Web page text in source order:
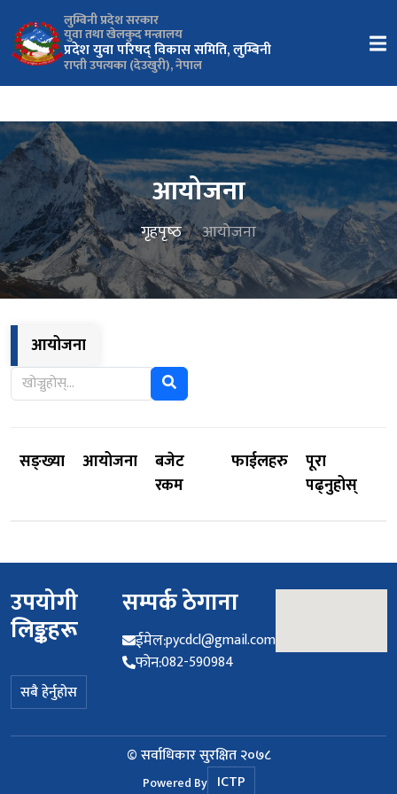
लुम्बिनी प्रदेश सरकार
युवा तथा खेलकुद मन्त्रालय
प्रदेश युवा परिषद् विकास समिति, लुम्बिनी
राप्ती उपत्यका (देउखुरी), नेपाल
आयोजना
गृहपृष्‍ठ आयोजना
आयोजना
सङ्ख्या आयोजना
बजेट
रकम
फाईलहरु
पूरा
पढ्नुहोस्
उपयोगी
लिङ्कहरू
सबै हेर्नुहोस
सम्पर्क ठेगाना
ईमेल:pycdcl@gmail.com
फोन:082-590984
© सर्वाधिकार सुरक्षित २०७८
Powered By ICTP